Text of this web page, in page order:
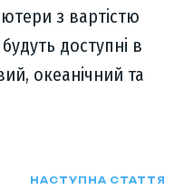
з вартістю
доступні в
океанічний та
НАСТУПНА СТАТТЯ